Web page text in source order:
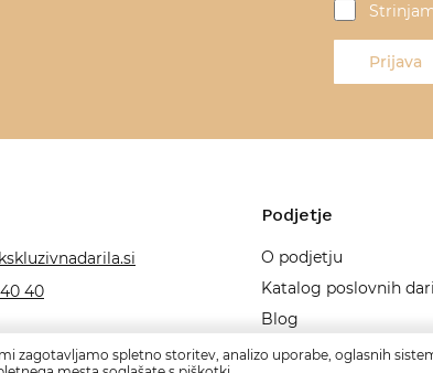
Prijava
40
Podjetje
O podjetju
Katalog poslovnih
Blog
zagotavljamo spletno storitev, analizo uporabe, oglasnih